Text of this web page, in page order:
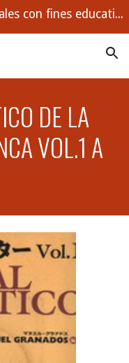
Esta web tiene contenidos musicales con fines educativos. Buscamos con ejemplos enseñar los conceptos musicales que todo estudiante debe dominar.
DE LA
VOL.1 A